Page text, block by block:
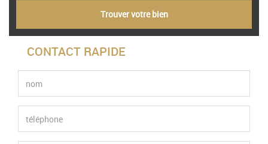
Trouver votre bien
CONTACT RAPIDE